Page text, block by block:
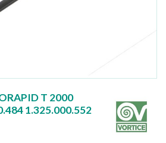
T 2000
1.325.000.552